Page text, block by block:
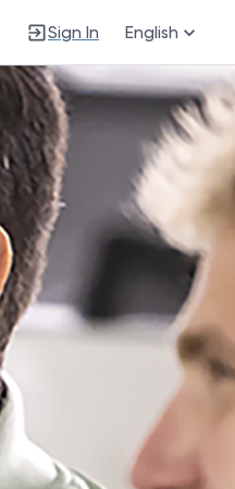
Sign In English